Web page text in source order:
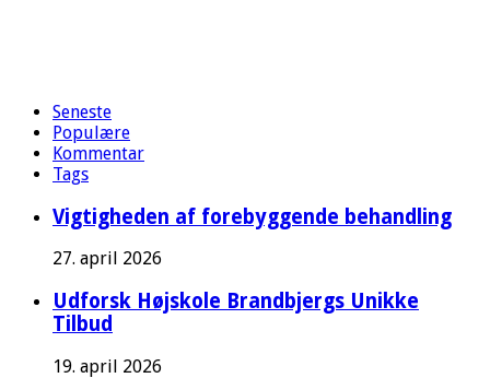
Seneste
Populære
Kommentar
Tags
Vigtigheden af forebyggende behandling
27. april 2026
Udforsk Højskole Brandbjergs Unikke
Tilbud
19. april 2026